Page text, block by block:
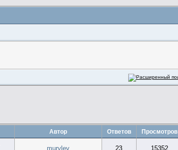
Автор Ответов Просмотров
murylev 23 15352